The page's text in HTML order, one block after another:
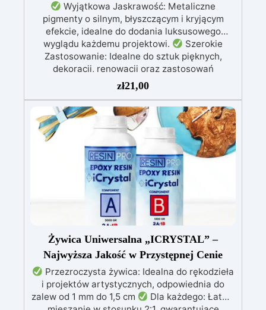
Wyjątkowa Jaskrawość: Metaliczne
pigmenty o silnym, błyszczącym i kryjącym
efekcie, idealne do dodania luksusowego
wyglądu każdemu projektowi.
Szerokie
Zastosowanie: Idealne do sztuk pięknych,
dekoracji, renowacji oraz zastosowań
przemysłowych, zapewniają profesjonalne
rezultaty w różnych dziedzinach.
Kolory: W tym aluminium, bogate złoto, miedź,
pozwalają na tworzenie wyrafinowanych i
eleganckich efektów w każdym projekcie.
Wszechstronność: Łatwe do dodania do żywic,
farb lub lakierów, aby uzyskać niezwykłe
Idealne do DIY: Doskonałe do decoupage,
tworzenia dekoracji i wzbogacania projektów
rękodzielniczych o unikalny akcent.
zł21,00
Żywica Uniwersalna „ICRYSTAL” –
Najwyższa Jakość w Przystępnej Cenie
Przezroczysta żywica: Idealna do rękodzieła
i projektów artystycznych, odpowiednia do
zalew od 1 mm do 1,5 cm
Dla każdego: Łatwe